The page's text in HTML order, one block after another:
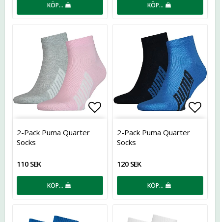
KÖP… KÖP…
Lägg till i favoritlistan
2-Pack Puma Quarter
Socks
110 SEK
KÖP…
2-Pack Puma Quarter
Socks
120 SEK
KÖP…